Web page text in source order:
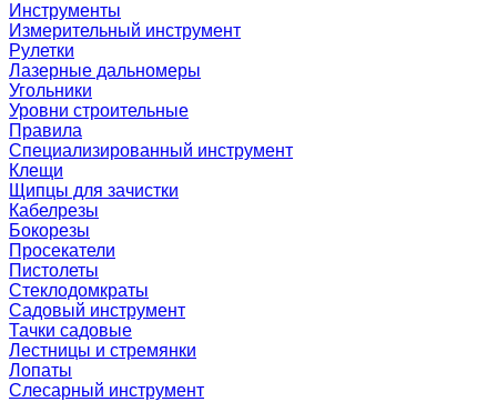
Инструменты
Измерительный инструмент
Рулетки
Лазерные дальномеры
Угольники
Уровни строительные
Правила
Специализированный инструмент
Клещи
Щипцы для зачистки
Кабелрезы
Бокорезы
Просекатели
Пистолеты
Стеклодомкраты
Садовый инструмент
Тачки садовые
Лестницы и стремянки
Лопаты
Слесарный инструмент